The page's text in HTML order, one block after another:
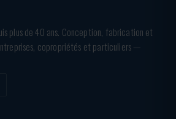
plus de 40 ans. Conception, fabrication et
copropriétés et particuliers —